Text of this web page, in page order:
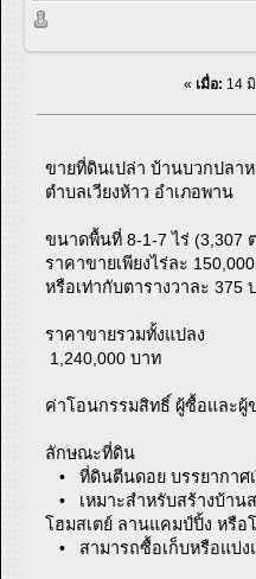
« เมื่อ: 14
ขายที่ดินเปล่า บ้านบวกปลา
ตำบลเวียงห้าว อำเภอพาน
ขนาดพื้นที่ 8-1-7 ไร่ (3,307
ราคาขายเพียงไร่ละ
หรือเท่ากับตารางวาละ 375
ราคาขายรวมทั้งแปลง
1,240,000 บาท
ค่าโอนกรรมสิทธิ์ ผู้ซื้อและผู้
ลักษณะที่ดิน
• ที่ดินตีนดอย บรรยากาศ
• เหมาะสำหรับสร้างบ้าน
โฮมสเตย์ ลานแคมป์ปิ้ง หรือ
• สามารถซื้อเก็บหรือแบ่ง